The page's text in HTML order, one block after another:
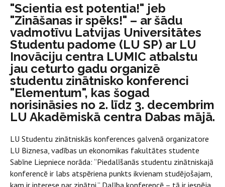
"Scientia est potentia!" jeb
"Zināšanas ir spēks!" – ar šādu
vadmotīvu Latvijas Universitātes
Studentu padome (LU SP) ar LU
Inovāciju centra LUMIC atbalstu
jau ceturto gadu organizē
studentu zinātnisko konferenci
"Elementum", kas šogad
norisināsies no 2. līdz 3. decembrim
LU Akadēmiskā centra Dabas mājā.
LU Studentu zinātniskās konferences galvenā organizatore
LU Biznesa, vadības un ekonomikas fakultātes studente
Sabīne Liepniece norāda: “Piedalīšanās studentu zinātniskajā
konferencē ir labs atspēriena punkts ikvienam studējošajam,
kam ir interese par zinātni.” Dalība konferencē – tā ir iespēja